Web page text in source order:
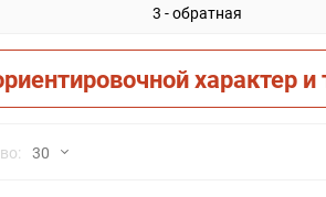
3 - обратная
характер
30